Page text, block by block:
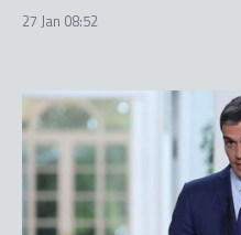
27 Jan 08:52